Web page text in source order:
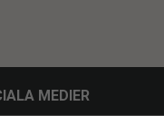
MEDIER